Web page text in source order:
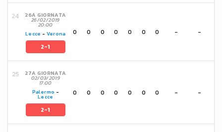
26A GIORNATA
26/02/2019
20:00
Lecce - Verona
2-1
0 0 0 0 0 0 0 - -
27A GIORNATA
02/03/2019
17:00
Palermo -
Lecce
2-1
0 0 0 0 0 0 0 - -